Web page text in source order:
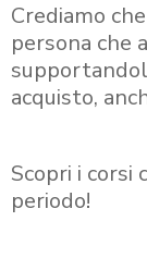
Crediamo
persona che
acquisto,
Scopri i corsi
periodo!